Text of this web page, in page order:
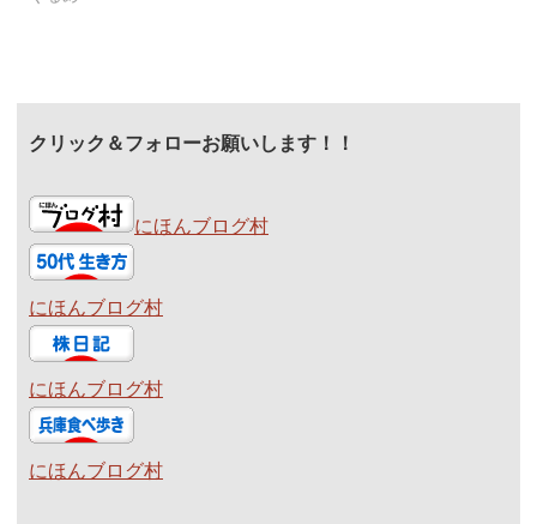
クリック＆フォローお願いします！！
にほんブログ村
にほんブログ村
にほんブログ村
にほんブログ村